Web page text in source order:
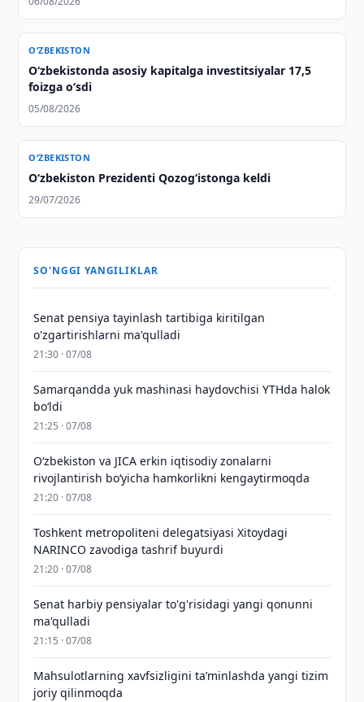
O‘ZBEKISTON
O‘zbekistonda asosiy kapitalga investitsiyalar 17,5
foizga o‘sdi
05/08/2026
O‘ZBEKISTON
Oʻzbekiston Prezidenti Qozogʻistonga keldi
29/07/2026
SO'NGGI YANGILIKLAR
Senat pensiya tayinlash tartibiga kiritilgan
o'zgartirishlarni ma'qulladi
21:30 · 07/08
Samarqandda yuk mashinasi haydovchisi YTHda halok
bo‘ldi
21:25 · 07/08
Oʻzbekiston va JICA erkin iqtisodiy zonalarni
rivojlantirish boʻyicha hamkorlikni kengaytirmoqda
21:20 · 07/08
Toshkent metropoliteni delegatsiyasi Xitoydagi
NARINCO zavodiga tashrif buyurdi
21:20 · 07/08
Senat harbiy pensiyalar to'g'risidagi yangi qonunni
ma'qulladi
21:15 · 07/08
Mahsulotlarning xavfsizligini taʼminlashda yangi tizim
joriy qilinmoqda